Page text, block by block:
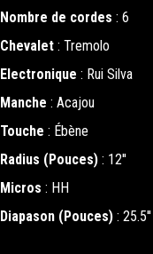
Nombre de cordes : 6
Chevalet: Tremolo
Electronique : Rui Silva
Manche : Acajou
Touche : Ébène
Radius (Pouces): 12''
Micros : HH
Diapason (Pouces): 25.5''